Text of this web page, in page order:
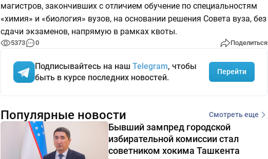
магистров, закончивших с отличием обучение по специальностям
«химия» и «биология» вузов, на основании решения Совета вуза, без
сдачи экзаменов, напрямую в рамках квоты.
5373 0 Поделиться
Подписывайтесь на наш Telegram, чтобы
быть в курсе последних новостей.
Перейти
Популярные новости Смотреть еще
Бывший зампред городской
избирательной комиссии стал
советником хокима Ташкента